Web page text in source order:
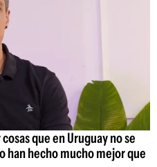
que en Uruguay no se
han hecho mucho mejor que